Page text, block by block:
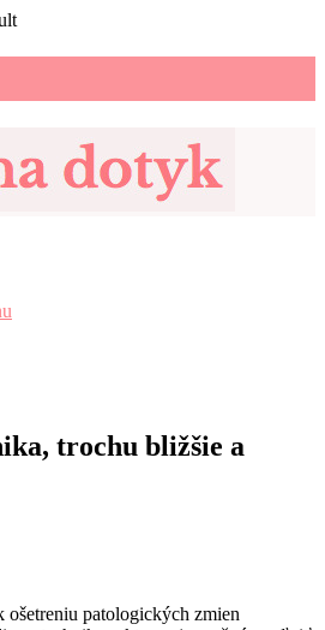
trochu bližšie a
patologických zmien